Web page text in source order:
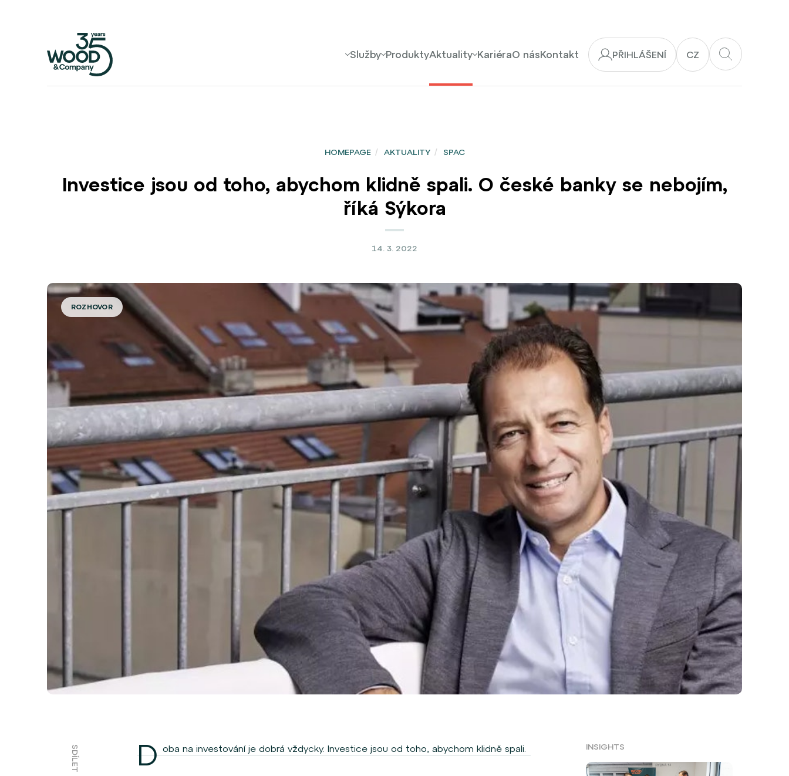
PŘIHLÁŠENÍ CZ
Služby ProduktyAktuality KariéraO násKontakt
HOMEPAGE / AKTUALITY / SPAC
Investice jsou od toho, abychom klidně spali. O české banky se nebojím,
říká Sýkora
14. 3. 2022
ROZHOVOR
SDÍLET D oba na investování je dobrá vždycky. Investice jsou od toho, abychom klidně spali. INSIGHTS